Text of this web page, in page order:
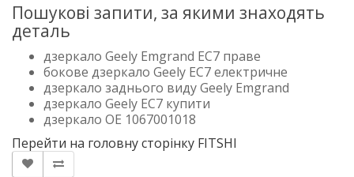
Пошукові запити, за якими знаходять
деталь
дзеркало Geely Emgrand EC7 праве
бокове дзеркало Geely EC7 електричне
дзеркало заднього виду Geely Emgrand
дзеркало Geely EC7 купити
дзеркало OE 1067001018
Перейти на головну сторінку FITSHI